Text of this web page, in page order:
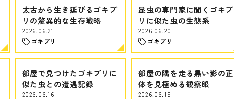
太古から生き延びるゴキブ
リの驚異的な生存戦略
2026.06.21
ゴキブリ
昆虫の専門家に聞くゴキブ
リに似た虫の生態系
2026.06.20
ゴキブリ
部屋で見つけたゴキブリに
似た虫との遭遇記録
2026.06.16
部屋の隅を走る黒い影の正
体を見極める観察眼
2026.06.15